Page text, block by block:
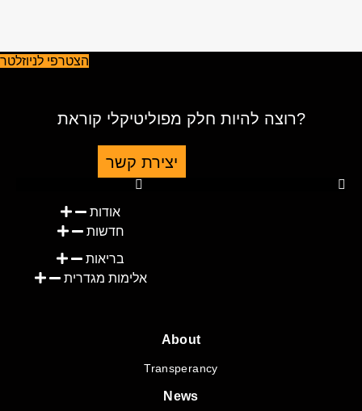
הצטרפי לניוזלטר
רוצה להיות חלק מפוליטיקלי קוראת?
יצירת קשר
אודות
חדשות
בריאות
אלימות מגדרית
About
Transperancy
News